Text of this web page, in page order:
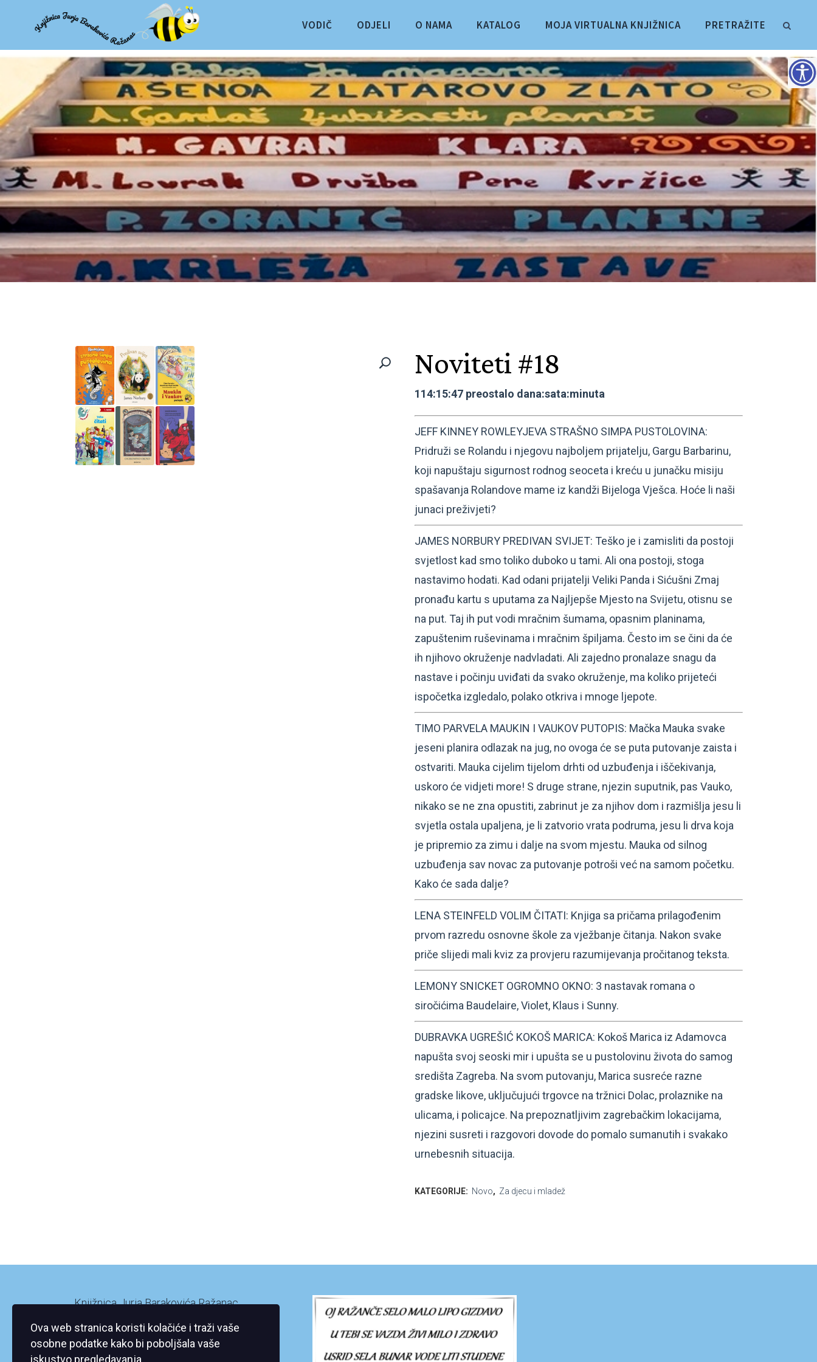
VODIČ ODJELI O NAMA KATALOG MOJA VIRTUALNA KNJIŽNICA PRETRAŽITE
Noviteti #18
114:15:47 preostalo dana:sata:minuta
JEFF KINNEY ROWLEYJEVA STRAŠNO SIMPA PUSTOLOVINA:
Pridruži se Rolandu i njegovu najboljem prijatelju, Gargu Barbarinu,
koji napuštaju sigurnost rodnog seoceta i kreću u junačku misiju
spašavanja Rolandove mame iz kandži Bijeloga Vješca. Hoće li naši
junaci preživjeti?
JAMES NORBURY PREDIVAN SVIJET: Teško je i zamisliti da postoji
svjetlost kad smo toliko duboko u tami. Ali ona postoji, stoga
nastavimo hodati. Kad odani prijatelji Veliki Panda i Sićušni Zmaj
pronađu kartu s uputama za Najljepše Mjesto na Svijetu, otisnu se
na put. Taj ih put vodi mračnim šumama, opasnim planinama,
zapuštenim ruševinama i mračnim špiljama. Često im se čini da će
ih njihovo okruženje nadvladati. Ali zajedno pronalaze snagu da
nastave i počinju uviđati da svako okruženje, ma koliko prijeteći
ispočetka izgledalo, polako otkriva i mnoge ljepote.
TIMO PARVELA MAUKIN I VAUKOV PUTOPIS: Mačka Mauka svake
jeseni planira odlazak na jug, no ovoga će se puta putovanje zaista i
ostvariti. Mauka cijelim tijelom drhti od uzbuđenja i iščekivanja,
uskoro će vidjeti more! S druge strane, njezin suputnik, pas Vauko,
nikako se ne zna opustiti, zabrinut je za njihov dom i razmišlja jesu li
svjetla ostala upaljena, je li zatvorio vrata podruma, jesu li drva koja
je pripremio za zimu i dalje na svom mjestu. Mauka od silnog
uzbuđenja sav novac za putovanje potroši već na samom početku.
Kako će sada dalje?
LENA STEINFELD VOLIM ČITATI: Knjiga sa pričama prilagođenim
prvom razredu osnovne škole za vježbanje čitanja. Nakon svake
priče slijedi mali kviz za provjeru razumijevanja pročitanog teksta.
LEMONY SNICKET OGROMNO OKNO: 3 nastavak romana o
siročićima Baudelaire, Violet, Klaus i Sunny.
DUBRAVKA UGREŠIĆ KOKOŠ MARICA: Kokoš Marica iz Adamovca
napušta svoj seoski mir i upušta se u pustolovinu života do samog
središta Zagreba. Na svom putovanju, Marica susreće razne
gradske likove, uključujući trgovce na tržnici Dolac, prolaznike na
ulicama, i policajce. Na prepoznatljivim zagrebačkim lokacijama,
njezini susreti i razgovori dovode do pomalo sumanutih i svakako
urnebesnih situacija.
KATEGORIJE: Novo, Za djecu i mladež
Knjižnica Jurja Barakovića Ražanac
23248 Ražanac
Ova web stranica koristi kolačiće i traži vaše
osobne podatke kako bi poboljšala vaše
iskustvo pregledavanja.